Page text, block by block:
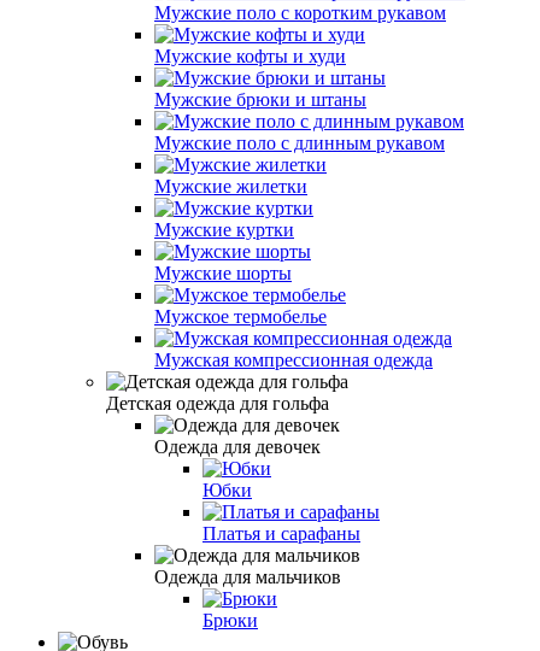
Мужские поло с коротким рукавом
Мужские кофты и худи
Мужские брюки и штаны
Мужские поло с длинным рукавом
Мужские жилетки
Мужские куртки
Мужские шорты
Мужское термобелье
Мужская компрессионная одежда
Детская одежда для гольфа
Одежда для девочек
Юбки
Платья и сарафаны
Одежда для мальчиков
Брюки